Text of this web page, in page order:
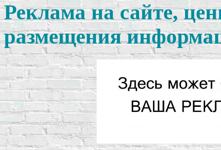
Реклама на сайте,
размещения